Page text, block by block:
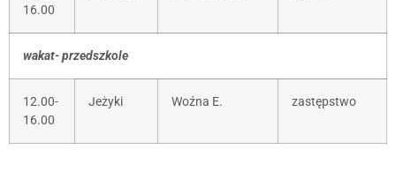
16.00
wakat- przedszkole
12.00-
16.00
Jeżyki Woźna E. zastępstwo